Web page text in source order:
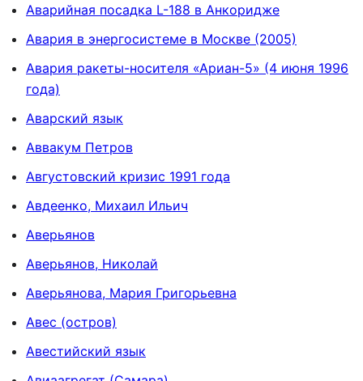
Аварийная посадка L-188 в Анкоридже
Авария в энергосистеме в Москве (2005)
Авария ракеты-носителя «Ариан-5» (4 июня 1996
года)
Аварский язык
Аввакум Петров
Августовский кризис 1991 года
Авдеенко, Михаил Ильич
Аверьянов
Аверьянов, Николай
Аверьянова, Мария Григорьевна
Авес (остров)
Авестийский язык